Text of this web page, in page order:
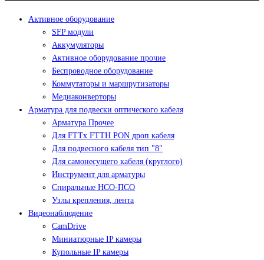
Активное оборудование
SFP модули
Аккумуляторы
Активное оборудование прочие
Беспроводное оборудование
Коммутаторы и маршрутизаторы
Медиаконверторы
Арматура для подвески оптического кабеля
Арматура Прочее
Для FTTx FTTH PON дроп кабеля
Для подвесного кабеля тип "8"
Для самонесущего кабеля (круглого)
Инструмент для арматуры
Спиральные НСО-ПСО
Узлы крепления, лента
Видеонаблюдение
CamDrive
Миниатюрные IP камеры
Купольные IP камеры